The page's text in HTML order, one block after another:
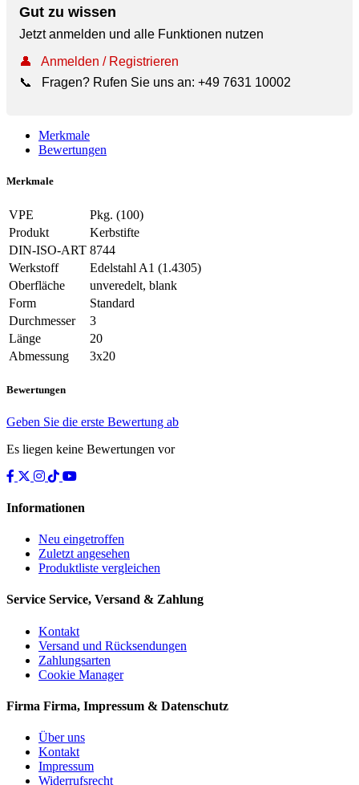
Gut zu wissen
Jetzt anmelden und alle Funktionen nutzen
👤
Anmelden / Registrieren
📞
Fragen? Rufen Sie uns an: +49 7631 10002
Merkmale
Bewertungen
Merkmale
VPE
Pkg. (100)
Produkt
Kerbstifte
DIN-ISO-ART 8744
Werkstoff
Edelstahl A1 (1.4305)
Oberfläche
unveredelt, blank
Form
Standard
Durchmesser
3
Länge
20
Abmessung
3x20
Bewertungen
Geben Sie die erste Bewertung ab
Es liegen keine Bewertungen vor
Informationen
Neu eingetroffen
Zuletzt angesehen
Produktliste vergleichen
Service Service, Versand & Zahlung
Kontakt
Versand und Rücksendungen
Zahlungsarten
Cookie Manager
Firma Firma, Impressum & Datenschutz
Über uns
Kontakt
Impressum
Widerrufsrecht